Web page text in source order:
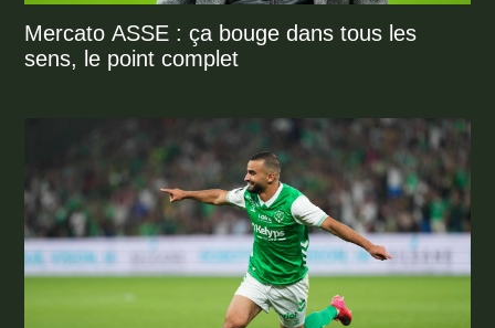
Mercato ASSE : ça bouge dans tous les
sens, le point complet